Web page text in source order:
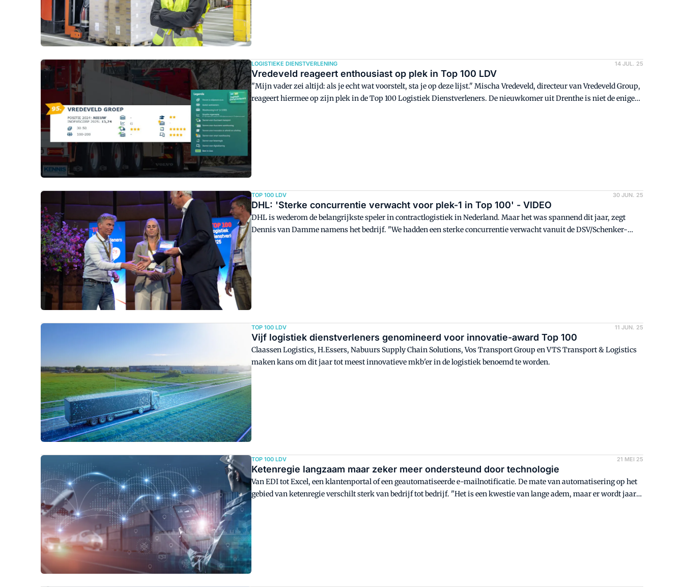
LOGISTIEKE DIENSTVERLENING 14 JUL. 25
Vredeveld reageert enthousiast op plek in Top 100 LDV
"Mijn vader zei altijd: als je echt wat voorstelt, sta je op deze lijst." Mischa Vredeveld, directeur van Vredeveld Group,
reageert hiermee op zijn plek in de Top 100 Logistiek Dienstverleners. De nieuwkomer uit Drenthe is niet de enige
TOP 100 LDV 30 JUN. 25
DHL: 'Sterke concurrentie verwacht voor plek-1 in Top 100' - VIDEO
DHL is wederom de belangrijkste speler in contractlogistiek in Nederland. Maar het was spannend dit jaar, zegt
Dennis van Damme namens het bedrijf. "We hadden een sterke concurrentie verwacht vanuit de DSV/Schenker-
TOP 100 LDV 11 JUN. 25
Vijf logistiek dienstverleners genomineerd voor innovatie-award Top 100
Claassen Logistics, H.Essers, Nabuurs Supply Chain Solutions, Vos Transport Group en VTS Transport & Logistics
maken kans om dit jaar tot meest innovatieve mkb'er in de logistiek benoemd te worden.
TOP 100 LDV 21 MEI 25
Ketenregie langzaam maar zeker meer ondersteund door technologie
Van EDI tot Excel, een klantenportal of een geautomatiseerde e-mailnotificatie. De mate van automatisering op het
gebied van ketenregie verschilt sterk van bedrijf tot bedrijf. "Het is een kwestie van lange adem, maar er wordt jaar